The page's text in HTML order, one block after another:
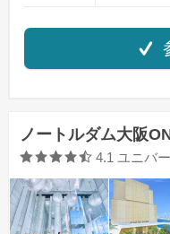
ノートルダム大阪
口コミ評価
4.1 ユニバー